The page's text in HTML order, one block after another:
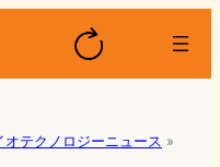
オテクノロジーニュース »